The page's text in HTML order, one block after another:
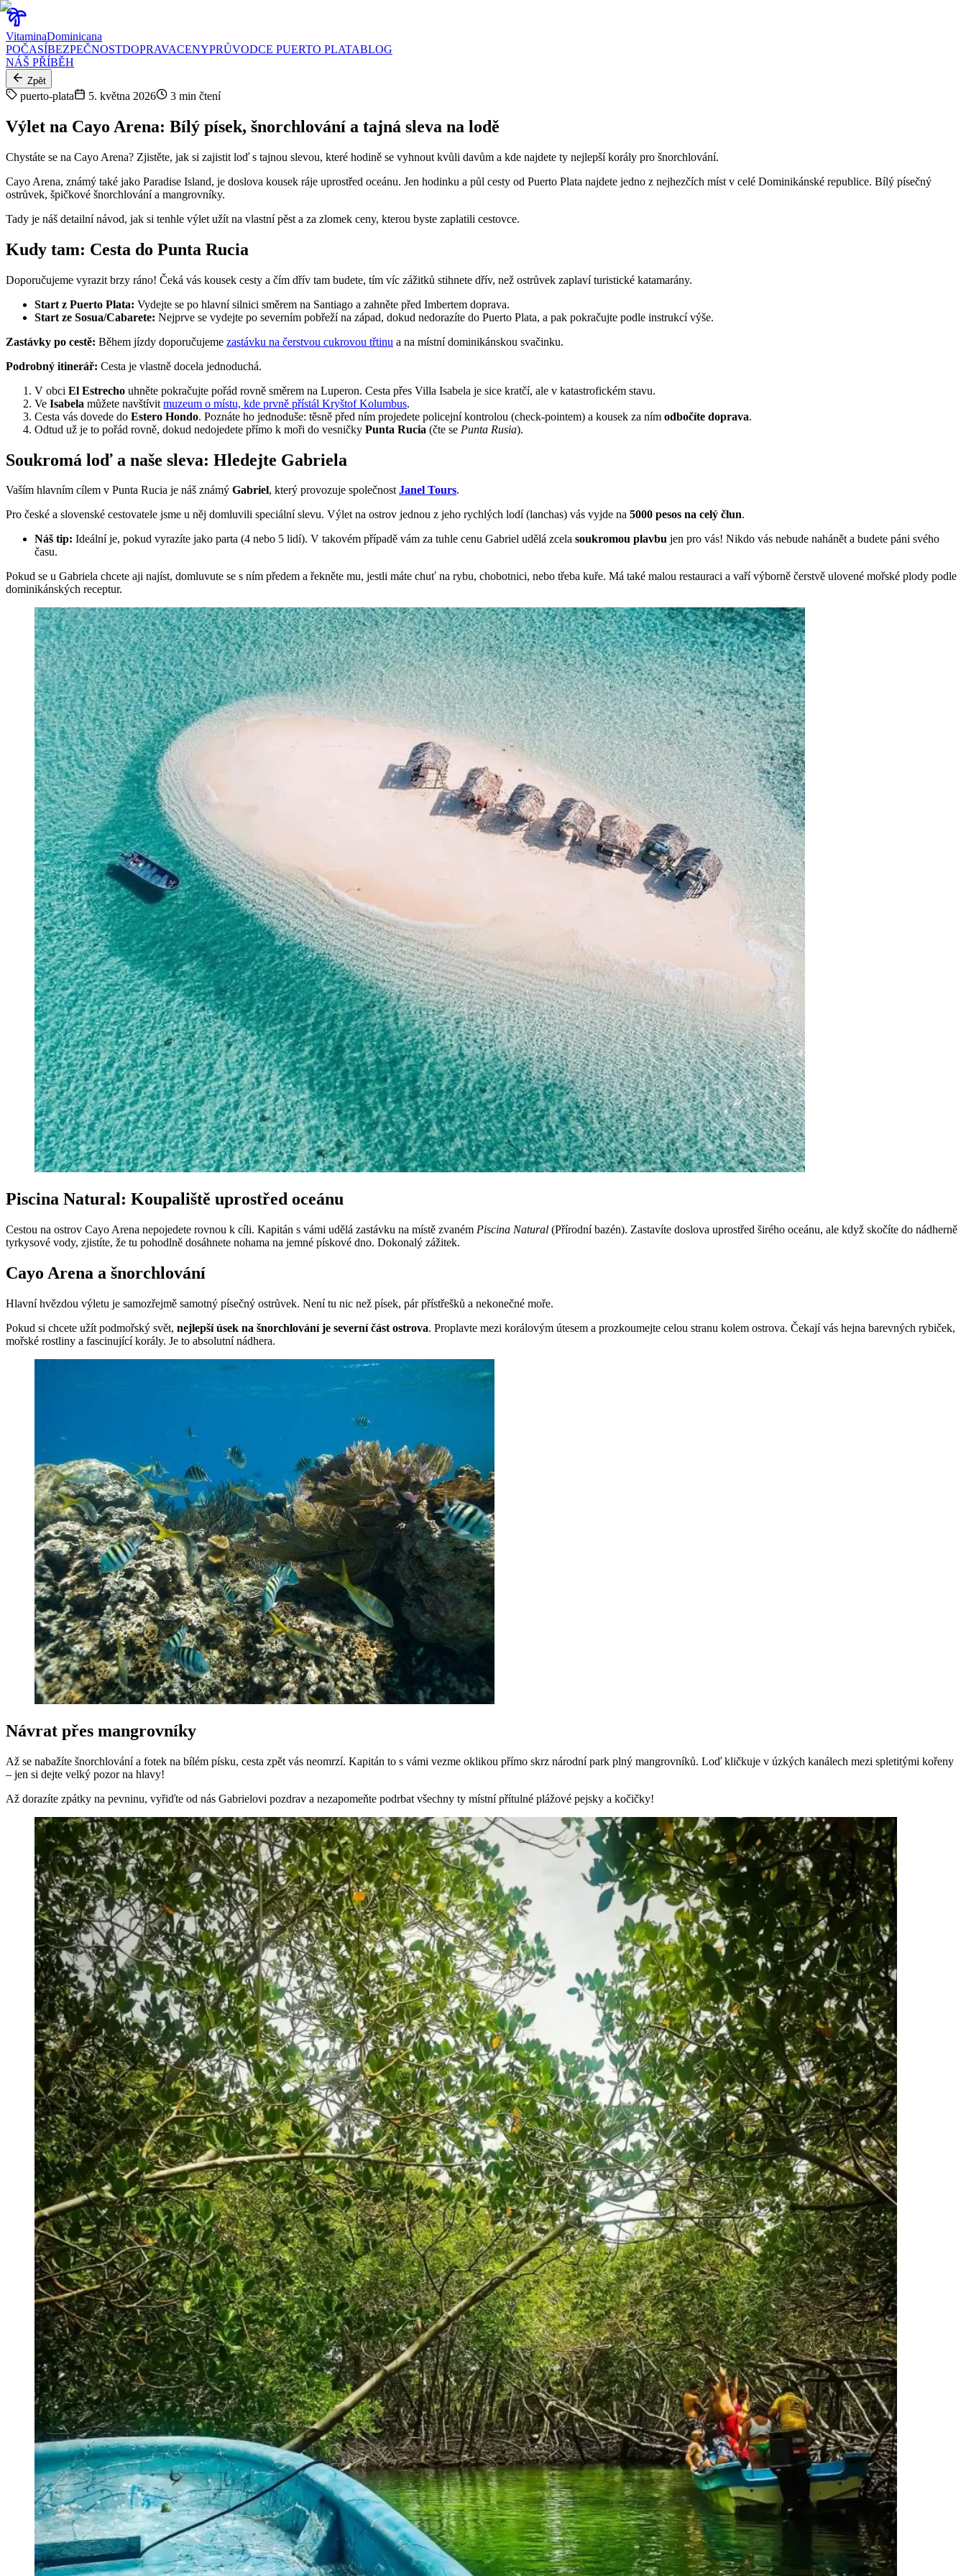
VitaminaDominicana
POČASÍBEZPEČNOSTDOPRAVACENYPRŮVODCE PUERTO PLATABLOG
NÁŠ PŘÍBĚH
Zpět
puerto-plata 5. května 2026 3 min čtení
Výlet na Cayo Arena: Bílý písek, šnorchlování a tajná sleva na lodě
Chystáte se na Cayo Arena? Zjistěte, jak si zajistit loď s tajnou slevou, které hodině se vyhnout kvůli davům a kde najdete ty nejlepší korály pro šnorchlování.
Cayo Arena, známý také jako Paradise Island, je doslova kousek ráje uprostřed oceánu. Jen hodinku a půl cesty od Puerto Plata najdete jedno z nejhezčích míst v celé Dominikánské republice. Bílý písečný
ostrůvek, špičkové šnorchlování a mangrovníky.
Tady je náš detailní návod, jak si tenhle výlet užít na vlastní pěst a za zlomek ceny, kterou byste zaplatili cestovce.
Kudy tam: Cesta do Punta Rucia
Doporučujeme vyrazit brzy ráno! Čeká vás kousek cesty a čím dřív tam budete, tím víc zážitků stihnete dřív, než ostrůvek zaplaví turistické katamarány.
Start z Puerto Plata: Vydejte se po hlavní silnici směrem na Santiago a zahněte před Imbertem doprava.
Start ze Sosua/Cabarete: Nejprve se vydejte po severním pobřeží na západ, dokud nedorazíte do Puerto Plata, a pak pokračujte podle instrukcí výše.
Zastávky po cestě: Během jízdy doporučujeme zastávku na čerstvou cukrovou třtinu a na místní dominikánskou svačinku.
Podrobný itinerář: Cesta je vlastně docela jednoduchá.
V obci El Estrecho uhněte pokračujte pořád rovně směrem na Luperon. Cesta přes Villa Isabela je sice kratčí, ale v katastrofickém stavu.
Ve Isabela můžete navštívit muzeum o místu, kde prvně přístál Kryštof Kolumbus.
Cesta vás dovede do Estero Hondo. Poznáte ho jednoduše: těsně před ním projedete policejní kontrolou (check-pointem) a kousek za ním odbočíte doprava.
Odtud už je to pořád rovně, dokud nedojedete přímo k moři do vesničky Punta Rucia (čte se Punta Rusia).
Soukromá loď a naše sleva: Hledejte Gabriela
Vaším hlavním cílem v Punta Rucia je náš známý Gabriel, který provozuje společnostJanel Tours.
Pro české a slovenské cestovatele jsme u něj domluvili speciální slevu. Výlet na ostrov jednou z jeho rychlých lodí (lanchas) vás vyjde na 5000 pesos na celý člun.
Náš tip: Ideální je, pokud vyrazíte jako parta (4 nebo 5 lidí). V takovém případě vám za tuhle cenu Gabriel udělá zcela soukromou plavbu jen pro vás! Nikdo vás nebude nahánět a budete páni svého
času.
Pokud se u Gabriela chcete aji najíst, domluvute se s ním předem a řekněte mu, jestli máte chuť na rybu, chobotnici, nebo třeba kuře. Má také malou restauraci a vaří výborně čerstvě ulovené mořské plody podle
dominikánských receptur.
Piscina Natural: Koupaliště uprostřed oceánu
Cestou na ostrov Cayo Arena nepojedete rovnou k cíli. Kapitán s vámi udělá zastávku na místě zvaném Piscina Natural (Přírodní bazén). Zastavíte doslova uprostřed širého oceánu, ale když skočíte do nádherně
tyrkysové vody, zjistíte, že tu pohodlně dosáhnete nohama na jemné pískové dno. Dokonalý zážitek.
Cayo Arena a šnorchlování
Hlavní hvězdou výletu je samozřejmě samotný písečný ostrůvek. Není tu nic než písek, pár přístřešků a nekonečné moře.
Pokud si chcete užít podmořský svět, nejlepší úsek na šnorchlování je severní část ostrova. Proplavte mezi korálovým útesem a prozkoumejte celou stranu kolem ostrova. Čekají vás hejna barevných rybiček,
mořské rostliny a fascinující korály. Je to absolutní nádhera.
Návrat přes mangrovníky
Až se nabažíte šnorchlování a fotek na bílém písku, cesta zpět vás neomrzí. Kapitán to s vámi vezme oklikou přímo skrz národní park plný mangrovníků. Loď kličkuje v úzkých kanálech mezi spletitými kořeny
– jen si dejte velký pozor na hlavy!
Až dorazíte zpátky na pevninu, vyřiďte od nás Gabrielovi pozdrav a nezapomeňte podrbat všechny ty místní přítulné plážové pejsky a kočičky!